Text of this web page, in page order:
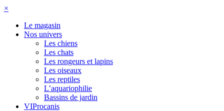
×
Le magasin
Nos univers
Les chiens
Les chats
Les rongeurs et lapins
Les oiseaux
Les reptiles
L’aquariophilie
Bassins de jardin
VIProcanis